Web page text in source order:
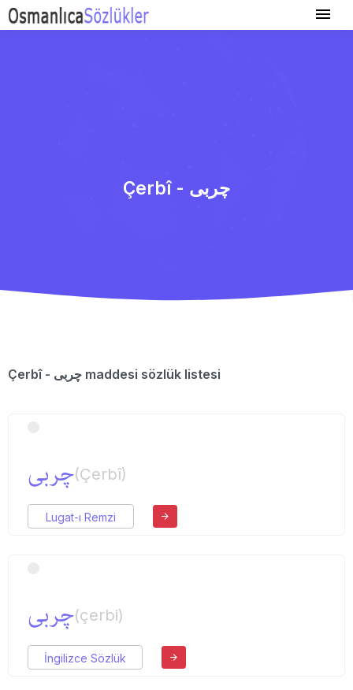
Çerbî - چربی
Çerbî - چربی maddesi sözlük listesi
چربی(Çerbî)
Lugat-ı Remzi
چربی(çerbi)
İngilizce Sözlük